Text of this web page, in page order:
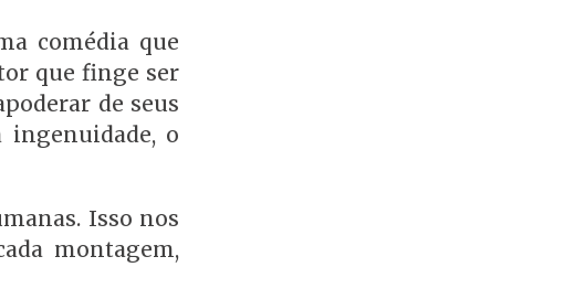
comédia que
que finge ser
de seus
o
Isso nos
montagem,